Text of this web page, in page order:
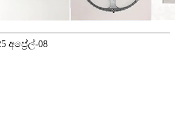
අප්‍රේල්-08